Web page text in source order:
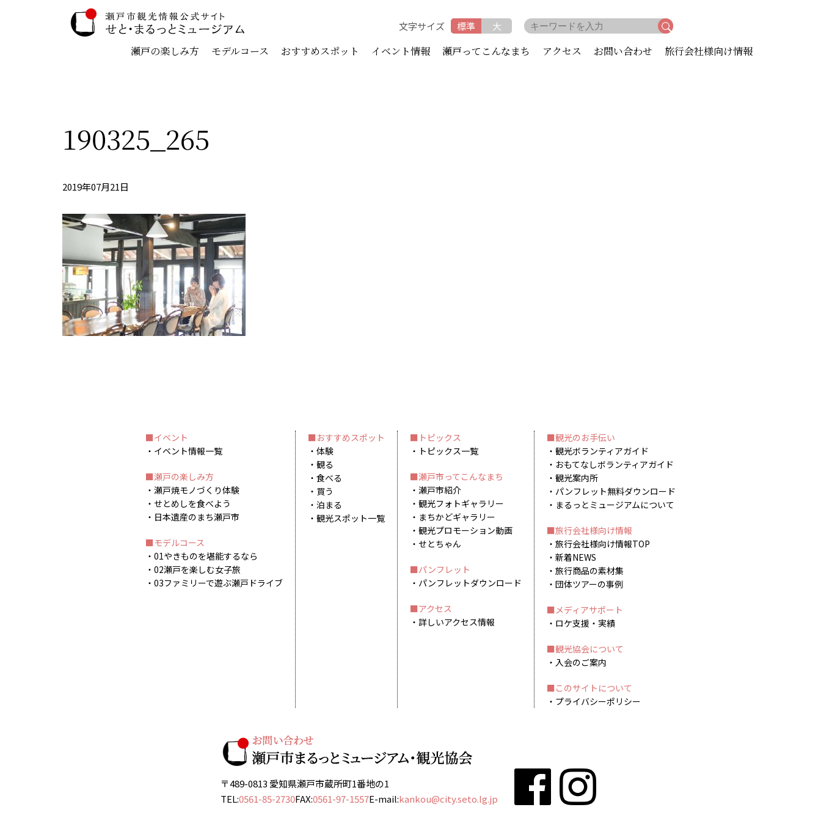
文字サイズ 標準 大
瀬戸の楽しみ方 モデルコース おすすめスポット イベント情報 瀬戸ってこんなまち アクセス お問い合わせ 旅行会社様向け情報
190325_265
2019年07月21日
イベント
イベント情報一覧
瀬戸の楽しみ方
瀬戸焼モノづくり体験
せとめしを食べよう
日本遺産のまち瀬戸市
モデルコース
01やきものを堪能するなら
02瀬戸を楽しむ女子旅
03ファミリーで遊ぶ瀬戸ドライブ
おすすめスポット
体験
観る
食べる
買う
泊まる
観光スポット一覧
トピックス
トピックス一覧
瀬戸市ってこんなまち
瀬戸市紹介
観光フォトギャラリー
まちかどギャラリー
観光プロモーション動画
せとちゃん
パンフレット
パンフレットダウンロード
アクセス
詳しいアクセス情報
観光のお手伝い
観光ボランティアガイド
おもてなしボランティアガイド
観光案内所
パンフレット無料ダウンロード
まるっとミュージアムについて
旅行会社様向け情報
旅行会社様向け情報TOP
新着NEWS
旅行商品の素材集
団体ツアーの事例
メディアサポート
ロケ支援・実績
観光協会について
入会のご案内
このサイトについて
プライバシーポリシー
〒489-0813 愛知県瀬戸市蔵所町1番地の1
TEL:0561-85-2730FAX:0561-97-1557E-mail:kankou@city.seto.lg.jp